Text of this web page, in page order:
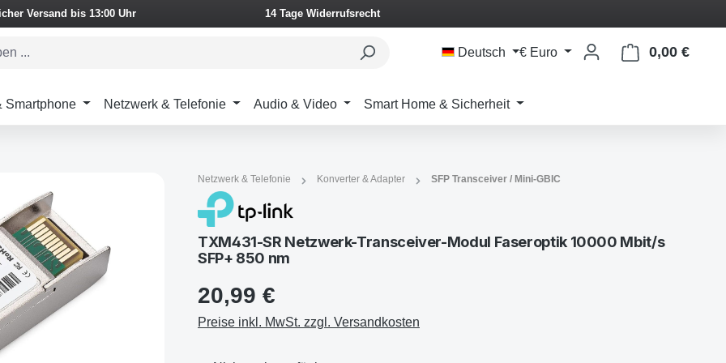
Versand bis 13:00 Uhr 14 Tage Widerrufsrecht
Deutsch € Euro 0,00 €
Smartphone Netzwerk & Telefonie Audio & Video Smart Home & Sicherheit
Netzwerk & Telefonie Konverter & Adapter SFP Transceiver / Mini-GBIC
TXM431-SR Netzwerk-Transceiver-Modul Faseroptik 10000 Mbit/s
SFP+ 850 nm
20,99 €
Preise inkl. MwSt. zzgl. Versandkosten